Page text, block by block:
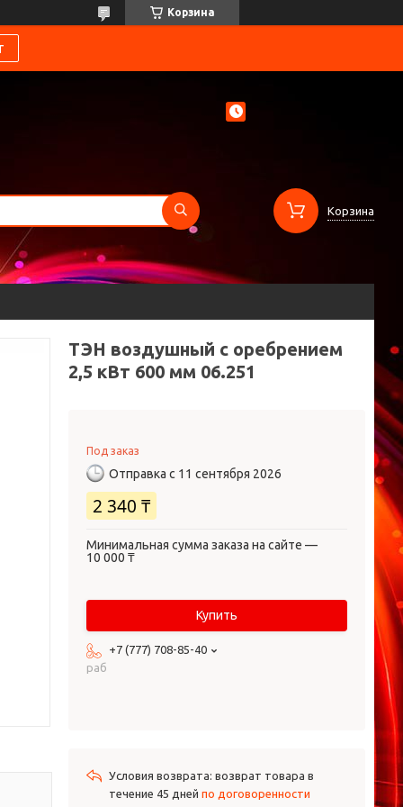
Корзина
Корзина
ТЭН воздушный с оребрением
2,5 кВт 600 мм 06.251
Под заказ
Отправка с 11 сентября 2026
2 340 ₸
Минимальная сумма заказа на сайте —
10 000 ₸
Купить
+7 (777) 708-85-40
раб
возврат товара в
течение 45 дней по договоренности